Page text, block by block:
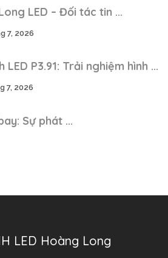
LED – Đối tác tin ...
7, 2026
LED P3.91: Trải nghiệm hình ...
7, 2026
Sự phát ...
LED Hoàng Long